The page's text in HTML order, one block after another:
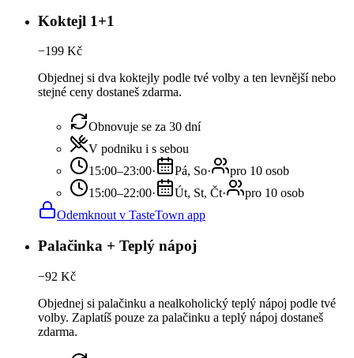
Koktejl 1+1
−199 Kč
Objednej si dva koktejly podle tvé volby a ten levnější nebo
stejné ceny dostaneš zdarma.
Obnovuje se za 30 dní
V podniku i s sebou
15:00–23:00· Pá, So·
pro 10 osob
15:00–22:00· Út, St, Čt·
pro 10 osob
Odemknout v TasteTown app
Palačinka + Teplý nápoj
−92 Kč
Objednej si palačinku a nealkoholický teplý nápoj podle tvé
volby. Zaplatíš pouze za palačinku a teplý nápoj dostaneš
zdarma.